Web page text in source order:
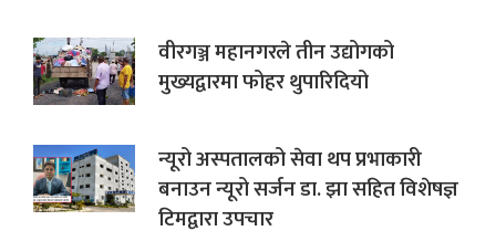
वीरगञ्ज महानगरले तीन उद्योगको
मुख्यद्वारमा फोहर थुपारिदियो
न्यूरो अस्पतालको सेवा थप प्रभाकारी
बनाउन न्यूरो सर्जन डा. झा सहित विशेषज्ञ
टिमद्वारा उपचार